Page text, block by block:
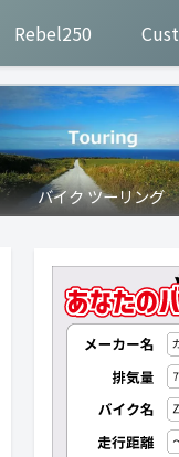
Rebel250
バイク ツーリング